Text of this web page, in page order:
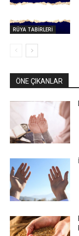
RÜYA TABİRLERİ
ÖNE ÇIKANLAR